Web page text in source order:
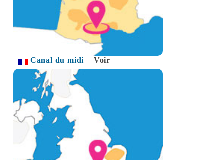
Canal du midi Voir